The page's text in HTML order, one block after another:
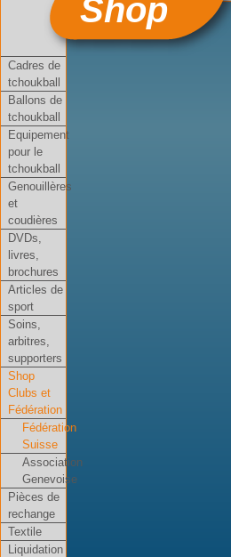
Shop
Cadres de
tchoukball
Ballons de
tchoukball
Equipement
pour le
tchoukball
Genouillères
et
coudières
DVDs,
livres,
brochures
Articles de
sport
Soins,
arbitres,
supporters
Shop
Clubs et
Fédération
Fédération
Suisse
Association
Genevoise
Pièces de
rechange
Textile
Liquidation